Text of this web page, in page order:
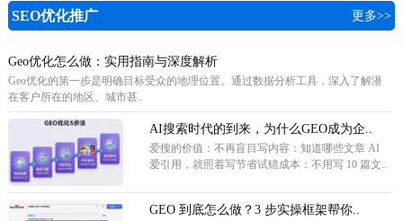
SEO优化推广 更多>>
Geo优化怎么做：实用指南与深度解析
Geo优化的第一步是明确目标受众的地理位置。通过数据分析工具，深入了解潜
在客户所在的地区、城市甚..
AI搜索时代的到来，为什么GEO成为企..
爱搜的价值：不再盲目写内容：知道哪些文章 AI
爱引用，就照着写节省试错成本：不用写 10 篇文..
GEO 到底怎么做？3 步实操框架帮你..